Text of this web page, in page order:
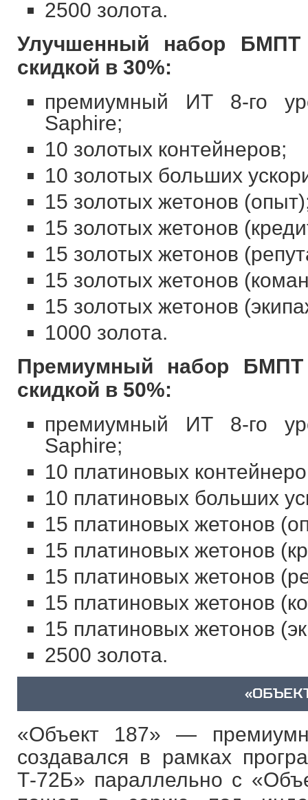
2500 золота.
Улучшенный набор
скидкой в 30%:
премиумный ИТ 8-го
Saphire;
10 золотых контейнеров;
10 золотых больших
15 золотых жетонов
15 золотых жетонов
15 золотых жетонов
15 золотых жетонов
15 золотых жетонов
1000 золота.
Премиумный набор
скидкой в 50%:
премиумный ИТ 8-го
Saphire;
10 платиновых
10 платиновых больших
15 платиновых жетонов
15 платиновых жетонов
15 платиновых жетонов
15 платиновых жетонов
15 платиновых жетонов
2500 золота.
«Объект 187» —
создавался в рамках
Т-72Б» параллельно с